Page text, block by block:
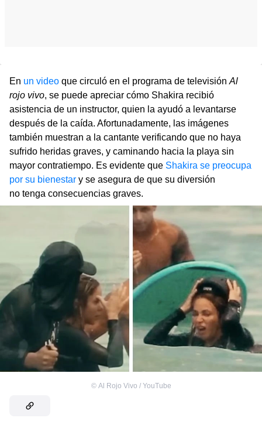
En un video que circuló en el programa de televisión Al
rojo vivo, se puede apreciar cómo Shakira recibió
asistencia de un instructor, quien la ayudó a levantarse
después de la caída. Afortunadamente, las imágenes
también muestran a la cantante verificando que no haya
sufrido heridas graves, y caminando hacia la playa sin
mayor contratiempo. Es evidente que Shakira se preocupa
por su bienestar y se asegura de que su diversión
no tenga consecuencias graves.
© Al Rojo Vivo / YouTube